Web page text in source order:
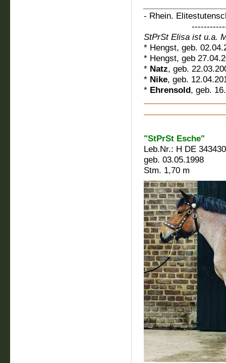
- Rhein.
StPrSt Elisa ist u.a.
* Hengst, geb.
* Hengst, geb
* Natz, geb.
* Nike, geb.
* Ehrensold, geb.
"StPrSt Esche"
Leb.Nr.: H DE
geb. 03.05.1998
Stm. 1,70 m